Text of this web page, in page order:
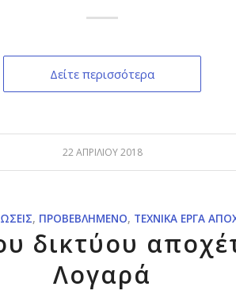
Δείτε περισσότερα
22 ΑΠΡΙΛΊΟΥ 2018
, ΠΡΟΒΕΒΛΗΜΈΝΟ, ΤΕΧΝΙΚΆ ΈΡΓΑ
δικτύου
Λογαρά